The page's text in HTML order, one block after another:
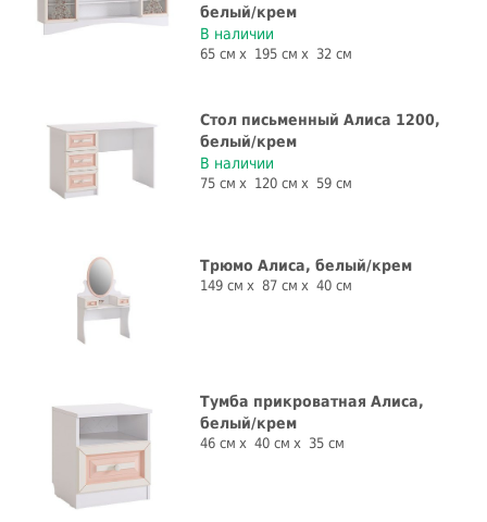
белый/крем
В наличии
65 см 195 см 32 см
Стол письменный Алиса 1200,
белый/крем
В наличии
75 см 120 см 59 см
Трюмо Алиса, белый/крем
149 см 87 см 40 см
Тумба прикроватная Алиса,
белый/крем
46 см 40 см 35 см